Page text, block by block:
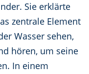
Sie erklärte
zentrale Element
Wasser sehen,
hören, um seine
In einem